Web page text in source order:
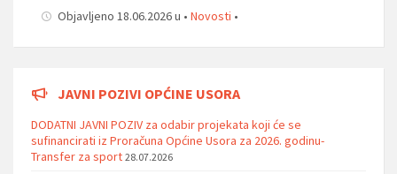
Objavljeno 18.06.2026 u • Novosti •
JAVNI POZIVI OPĆINE USORA
DODATNI JAVNI POZIV za odabir projekata koji će se
sufinancirati iz Proračuna Općine Usora za 2026. godinu-
Transfer za sport 28.07.2026